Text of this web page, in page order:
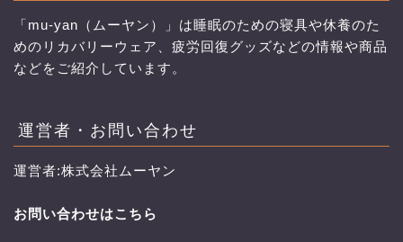
「mu-yan（ムーヤン）」は睡眠のための寝具や休養のた
めのリカバリーウェア、疲労回復グッズなどの情報や商品
などをご紹介しています。
運営者・お問い合わせ
運営者:株式会社ムーヤン
お問い合わせはこちら